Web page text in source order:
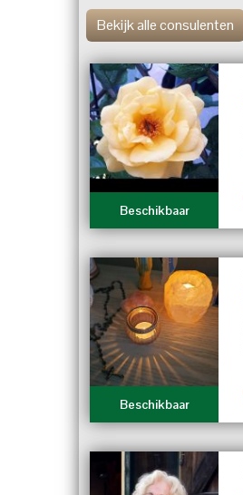
Bekijk alle consulenten
Beschikbaar
Beschikbaar